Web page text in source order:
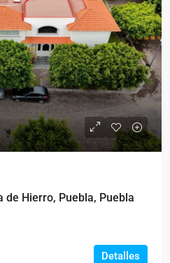
de Hierro, Puebla, Puebla
Detalles